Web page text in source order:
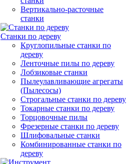
Вертикально-расточные
станки
Станки по дереву
Круглопильные станки по
дереву
Ленточные пилы по дереву
Лобзиковые станки
Пылеулавливающие агрегаты
(Пылесосы)
Строгальные станки по дереву
Токарные станки по дереву
Торцовочные пилы
Фрезерные станки по дереву
Шлифовальные станки
Комбинированные станки по
дереву